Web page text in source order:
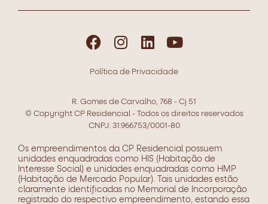
Política de Privacidade
R. Gomes de Carvalho, 768 - Cj 51​​
© Copyright CP Residencial - Todos os direitos reservados
CNPJ: 31.966753/0001-80
Os empreendimentos da CP Residencial possuem
unidades enquadradas como HIS (Habitação de
Interesse Social) e unidades enquadradas como HMP
(Habitação de Mercado Popular). Tais unidades estão
claramente identificadas no Memorial de Incorporação
registrado do respectivo empreendimento, estando essa